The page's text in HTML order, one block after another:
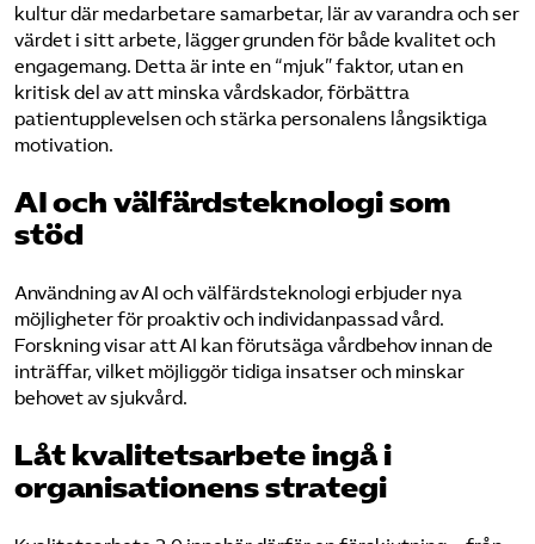
kultur där medarbetare samarbetar, lär av varandra och ser
värdet i sitt arbete, lägger grunden för både kvalitet och
engagemang. Detta är inte en “mjuk” faktor, utan en
kritisk del av att minska vårdskador, förbättra
patientupplevelsen och stärka personalens långsiktiga
motivation.
AI och välfärdsteknologi som
stöd
Användning av AI och välfärdsteknologi erbjuder nya
möjligheter för proaktiv och individanpassad vård.
Forskning visar att AI kan förutsäga vårdbehov innan de
inträffar, vilket möjliggör tidiga insatser och minskar
behovet av sjukvård.
Låt kvalitetsarbete ingå i
organisationens strategi